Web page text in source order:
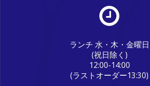
ランチ 水・木・金曜日
(祝日除く)
12:00-14:00
(ラストオーダー13:30)